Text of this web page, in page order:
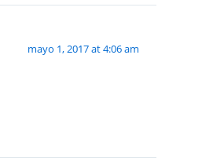
mayo 1, 2017 at 4:06 am